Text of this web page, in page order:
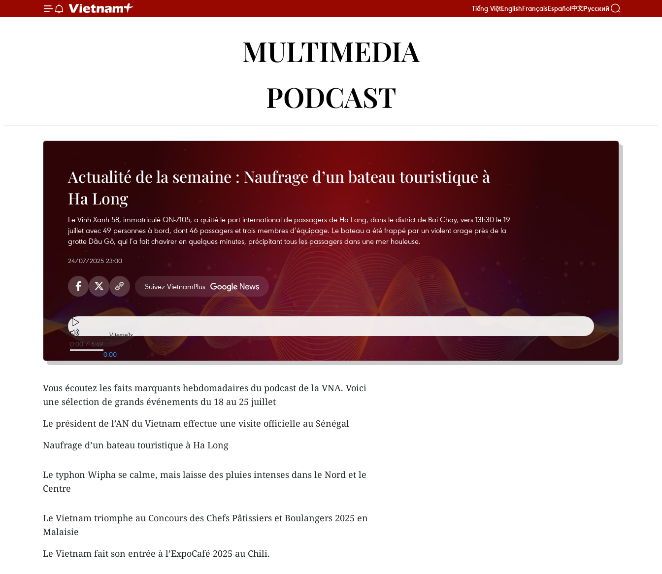
Tiếng ViệtEnglishFrançaisEspañol中文Русский
MULTIMEDIA
PODCAST
Actualité de la semaine : Naufrage d’un bateau touristique à
Ha Long
Le Vinh Xanh 58, immatriculé QN-7105, a quitté le port international de passagers de Ha Long, dans le district de Bai Chay, vers 13h30 le 19
juillet avec 49 personnes à bord, dont 46 passagers et trois membres d’équipage. Le bateau a été frappé par un violent orage près de la
grotte Dâu Gô, qui l’a fait chavirer en quelques minutes, précipitant tous les passagers dans une mer houleuse.
24/07/2025 23:00
Suivez VietnamPlus
0:00 / 5:49
0:00
Vitesse1x
Vous écoutez les faits marquants hebdomadaires du podcast de la VNA. Voici
une sélection de grands événements du 18 au 25 juillet
Le président de l’AN du Vietnam effectue une visite officielle au Sénégal
Naufrage d’un bateau touristique à Ha Long
Le typhon Wipha se calme, mais laisse des pluies intenses dans le Nord et le
Centre
Le Vietnam triomphe au Concours des Chefs Pâtissiers et Boulangers 2025 en
Malaisie
Le Vietnam fait son entrée à l’ExpoCafé 2025 au Chili.